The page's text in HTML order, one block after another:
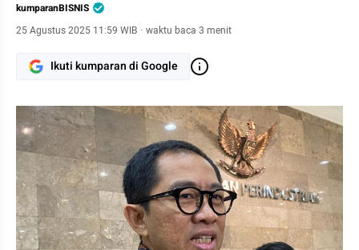
kumparanBISNIS
25 Agustus 2025 11:59 WIB · waktu baca 3 menit
Ikuti kumparan di Google